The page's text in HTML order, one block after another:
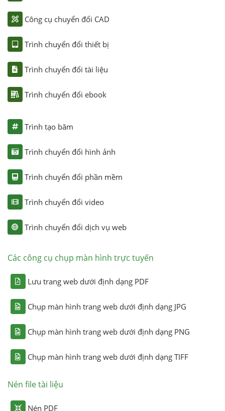
Công cụ chuyển đổi CAD
Trình chuyển đổi thiết bị
Trình chuyển đổi tài liệu
Trình chuyển đổi ebook
Trình tạo băm
Trình chuyển đổi hình ảnh
Trình chuyển đổi phần mềm
Trình chuyển đổi video
Trình chuyển đổi dịch vụ web
Các công cụ chụp màn hình trực tuyến
Lưu trang web dưới định dạng PDF
Chụp màn hình trang web dưới định dạng JPG
Chụp màn hình trang web dưới định dạng PNG
Chụp màn hình trang web dưới định dạng TIFF
Nén file tài liệu
Nén PDF